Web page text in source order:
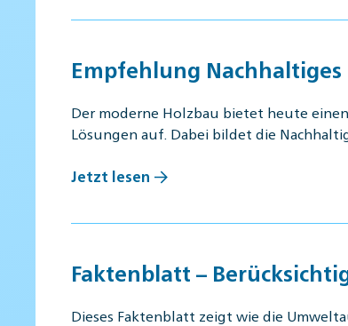
Empfehlung
Der moderne Holzbau bietet heute
Lösungen auf. Dabei bildet die
Jetzt lesen
Faktenblatt –
Dieses Faktenblatt zeigt wie die